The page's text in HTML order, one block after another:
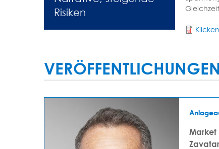
Risiken
Market